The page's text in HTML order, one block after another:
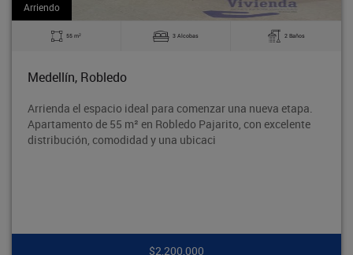
3 Alcobas 2 Baños
ideal para comenzar una nueva etapa.
55 m² en Robledo Pajarito, con excelente
y una ubicaci
Arriendo
Excelente
tradicional